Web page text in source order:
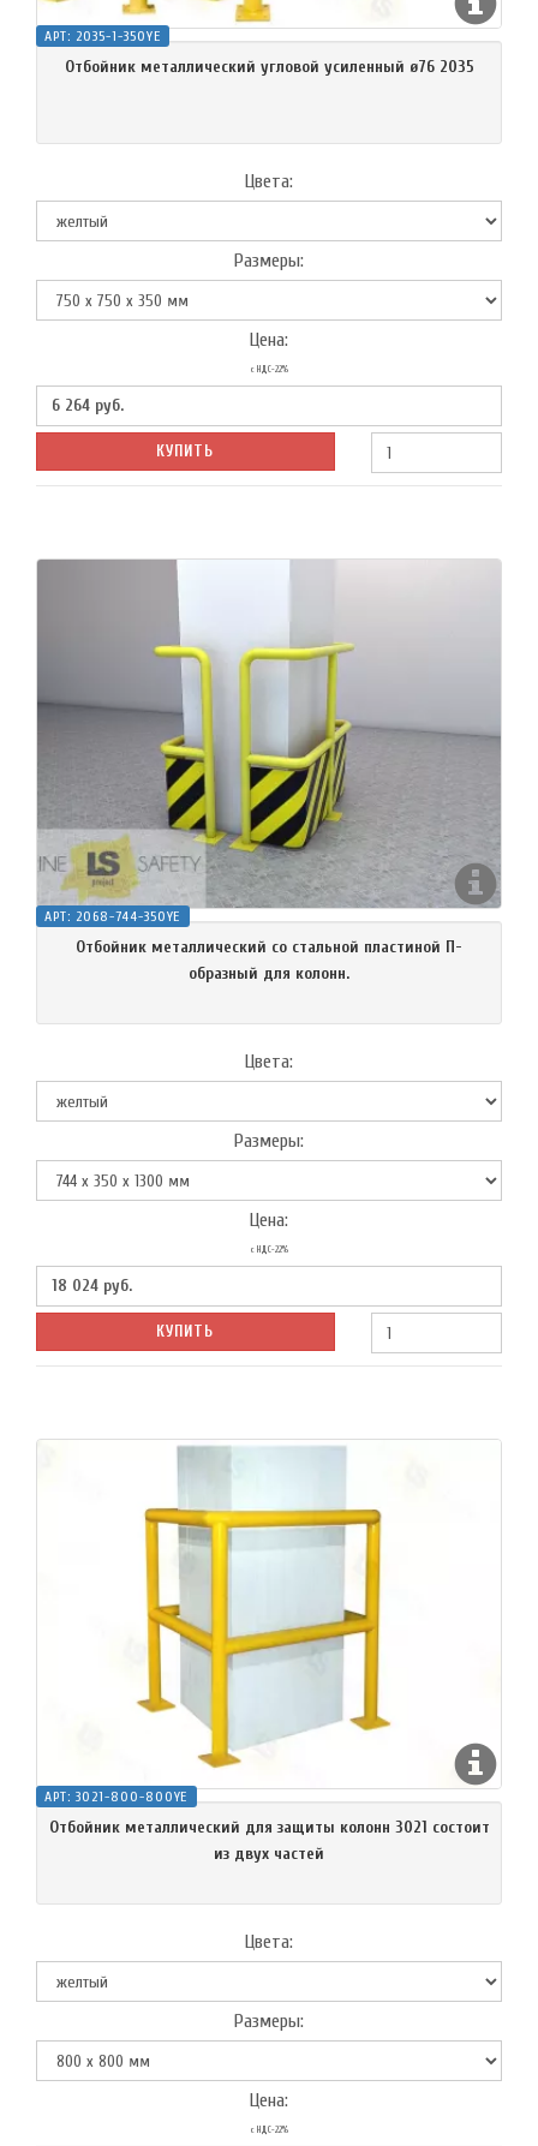
АРТ: 2035-1-350YE
Отбойник металлический угловой усиленный ø76 2035
Цвета:
Размеры:
Цена:
с НДС-22%
6 264 руб.
КУПИТЬ
АРТ: 2068-744-350YE
Отбойник металлический со стальной пластиной П-
образный для колонн.
Цвета:
Размеры:
Цена:
с НДС-22%
18 024 руб.
КУПИТЬ
АРТ: 3021-800-800YE
Отбойник металлический для защиты колонн 3021 состоит
из двух частей
Цвета:
Размеры:
Цена:
с НДС-22%